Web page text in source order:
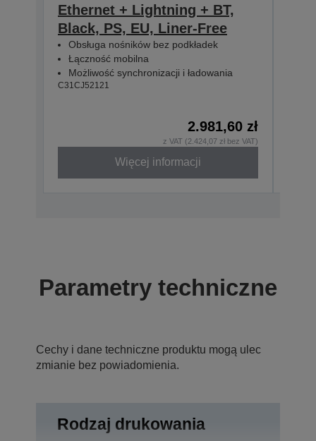
Ethernet + Lightning + BT,
Black, PS, EU, Liner-Free
Obsługa nośników bez podkładek
Łączność mobilna
Możliwość synchronizacji i ładowania
C31CJ52121
2.981,60 zł
z VAT (2.424,07 zł bez VAT)
Więcej informacji
Parametry techniczne
Cechy i dane techniczne produktu mogą ulec
zmianie bez powiadomienia.
Rodzaj drukowania